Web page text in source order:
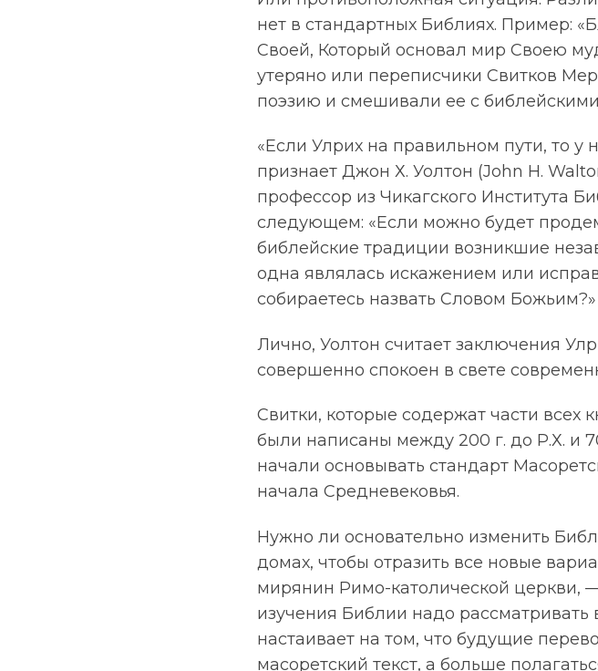
нет в стандартных Библиях. Пример:
Своей, Который основал мир Своею
утеряно или переписчики Свитков
поэзию и смешивали ее с
«Если Улрих на правильном пути, то у
признает Джон Х. Уолтон (John H.
профессор из Чикагского Института
следующем: «Если можно будет
библейские традиции возникшие
одна являлась искажением или
собираетесь назвать Словом Божьим?»
Лично, Уолтон считает заключения
совершенно спокоен в свете
Свитки, которые содержат части всех
были написаны между 200 г. до Р.Х. и
начали основывать стандарт
начала Средневековья.
Нужно ли основательно изменить
домах, чтобы отразить все новые
мирянин Римо-католической церкви,
изучения Библии надо
настаивает на том, что будущие
масоретский текст, а больше